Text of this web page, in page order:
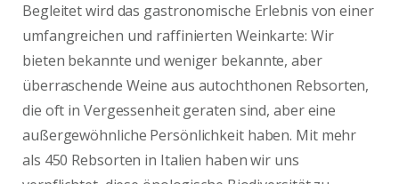
Begleitet wird das gastronomische Erlebnis von einer
umfangreichen und raffinierten Weinkarte: Wir
bieten bekannte und weniger bekannte, aber
überraschende Weine aus autochthonen Rebsorten,
die oft in Vergessenheit geraten sind, aber eine
außergewöhnliche Persönlichkeit haben. Mit mehr
als 450 Rebsorten in Italien haben wir uns